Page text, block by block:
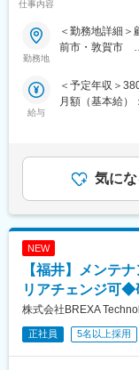
同業他社では希
いという事も転
ザーが社内に
す。エンジニア
当社から配属
く、特別な取
対して、残業改
スキルを上げて
で給与も上がる
定性的な評価の
変更の範囲：会
仕事内容
高い技術力を
心にエンジニア
で幅広いポジ
ンジニアが活躍
■業務詳細：
・要素開発
・材料選定、分
・プロセス条件
・各種測定機器
・データ解析、
プロセス開発業
てよりスキルア
一歩を踏み出し
勤務地
＜勤務地詳細＞
前市・敦賀市 …
給与
＜予定年収＞
月額（基本給
5年目 年収
収1000万円超※
安の金額であり
(月額)は固定手
気に
NEW
【福井】メンテ
リアチェンジ可
株式会社BREXA
正社員 5名以上採用